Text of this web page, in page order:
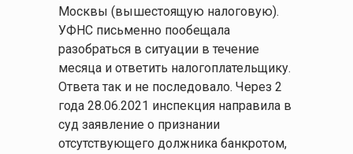
Москвы (вышестоящую налоговую).
УФНС письменно пообещала
разобраться в ситуации в течение
месяца и ответить налогоплательщику.
Ответа так и не последовало. Через 2
года 28.06.2021 инспекция направила в
суд заявление о признании
отсутствующего должника банкротом,